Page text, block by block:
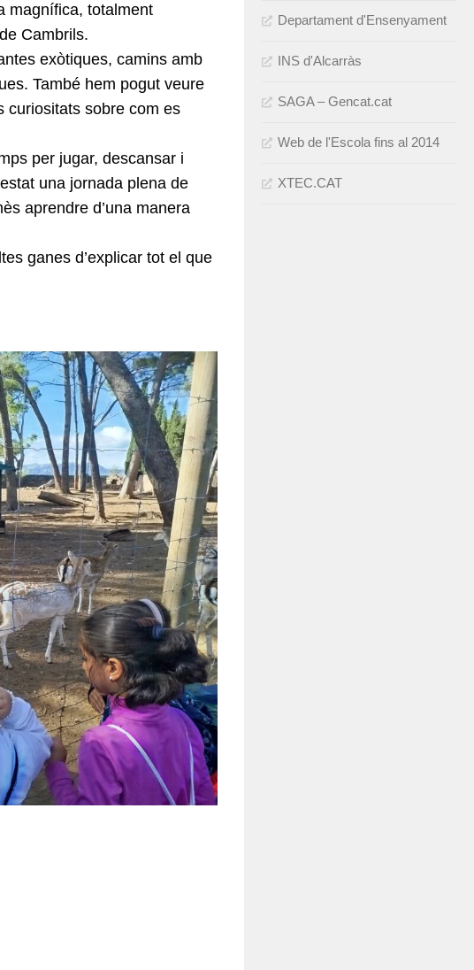
magnífica, totalment
Cambrils.
exòtiques, camins amb
També hem pogut veure
curiositats sobre com es
per jugar, descansar i
una jornada plena de
aprendre d’una manera
ganes d’explicar tot el que
Departament d'Ensenyament
INS d'Alcarràs
SAGA – Gencat.cat
Web de l'Escola fins al 2014
XTEC.CAT